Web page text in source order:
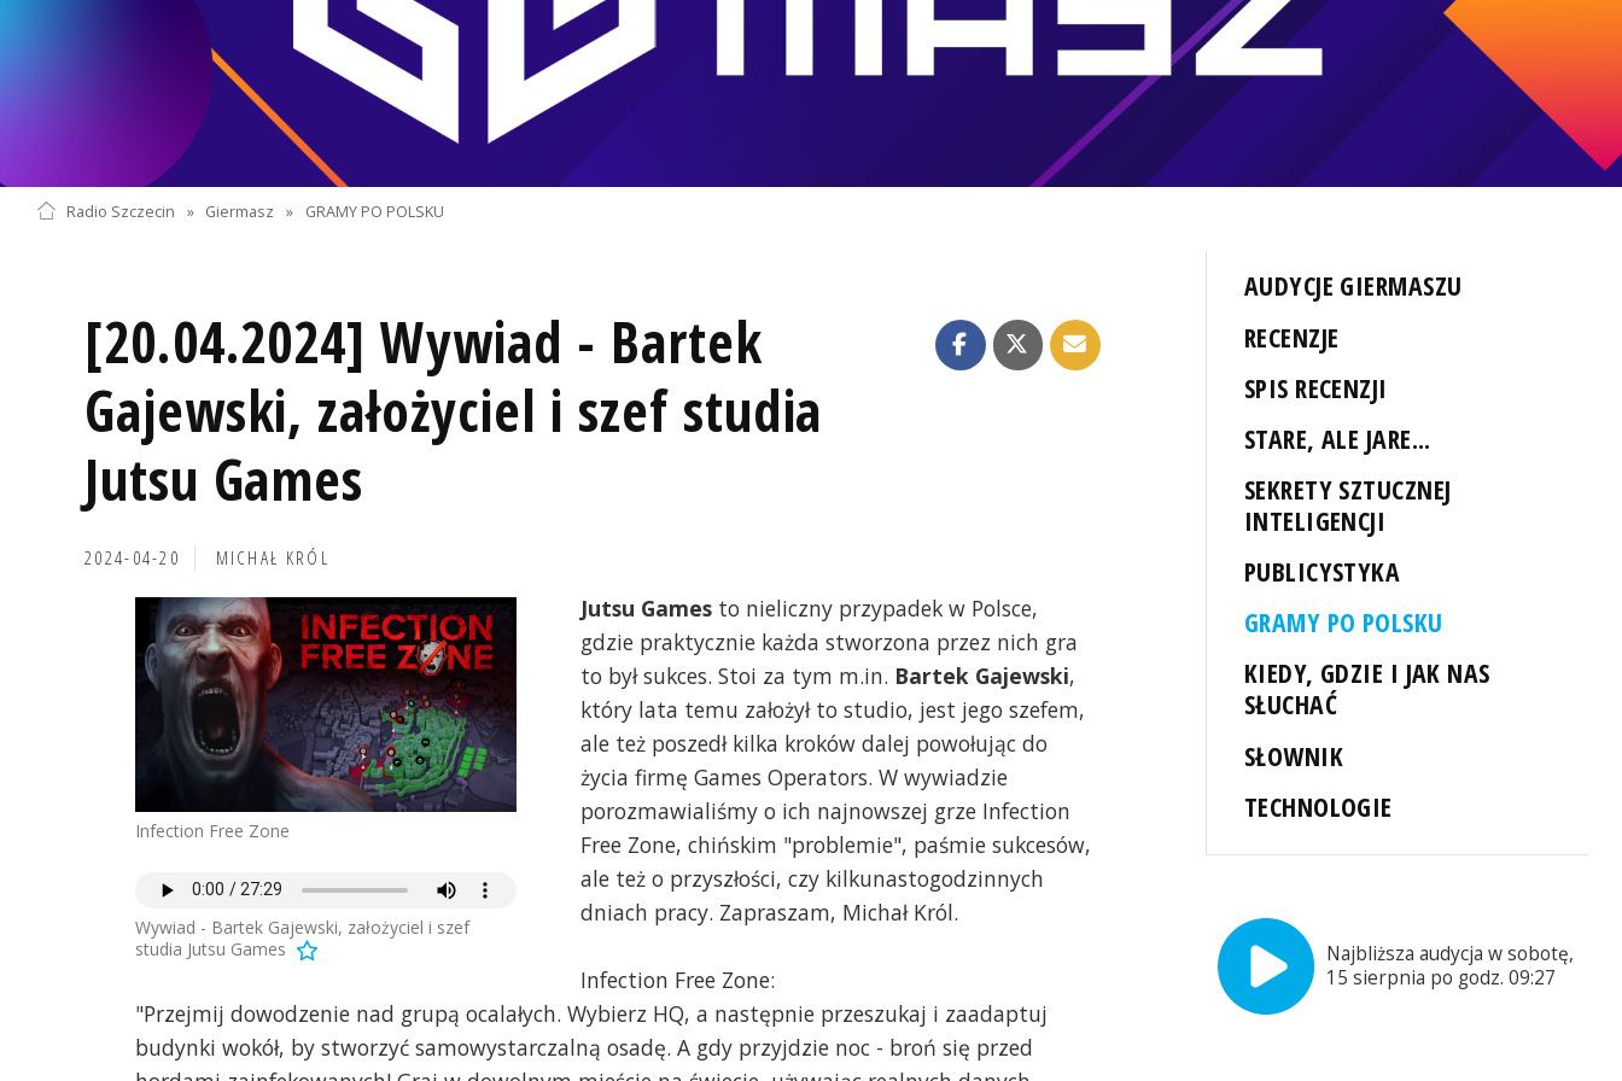
Radio Szczecin » Giermasz » GRAMY PO POLSKU
[20.04.2024] Wywiad - Bartek
Gajewski, założyciel i szef studia
Jutsu Games
2024-04-20 MICHAŁ KRÓL
Infection Free Zone
Wywiad - Bartek Gajewski, założyciel i szef
studia Jutsu Games
Jutsu Gamesto nieliczny przypadek w Polsce,
gdzie praktycznie każda stworzona przez nich gra
to był sukces. Stoi za tym m.in. Bartek Gajewski,
który lata temu założył to studio, jest jego szefem,
ale też poszedł kilka kroków dalej powołując do
życia firmę Games Operators. W wywiadzie
porozmawialiśmy o ich najnowszej grze Infection
Free Zone, chińskim "problemie", paśmie sukcesów,
ale też o przyszłości, czy kilkunastogodzinnych
dniach pracy. Zapraszam, Michał Król.
Infection Free Zone:
"Przejmij dowodzenie nad grupą ocalałych. Wybierz HQ, a następnie przeszukaj i zaadaptuj
budynki wokół, by stworzyć samowystarczalną osadę. A gdy przyjdzie noc - broń się przed
AUDYCJE GIERMASZU
RECENZJE
SPIS RECENZJI
STARE, ALE JARE...
SEKRETY SZTUCZNEJ
INTELIGENCJI
PUBLICYSTYKA
GRAMY PO POLSKU
KIEDY, GDZIE I JAK NAS
SŁUCHAĆ
SŁOWNIK
TECHNOLOGIE
Najbliższa audycja w sobotę,
15 sierpnia po godz. 09:27